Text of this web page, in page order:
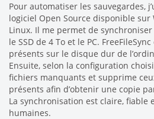
Pour automatiser les sauvegardes,
logiciel Open Source disponible sur
Linux. Il me permet de
le SSD de 4 To et le PC.
présents sur le disque dur de
Ensuite, selon la configuration
fichiers manquants et supprime
présents afin d’obtenir une copie
La synchronisation est claire, fiable
humaines.